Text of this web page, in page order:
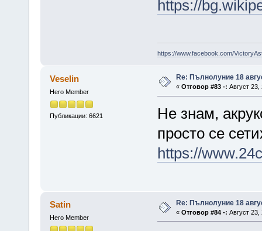
https://
https://www.facebook.com/
Veselin
Hero Member
Публикации: 6621
Re: Пълнолуние 18
« Отговор #83 -: Август 23,
Не знам,
просто се
https://
Satin
Hero Member
Re: Пълнолуние 18
« Отговор #84 -: Август